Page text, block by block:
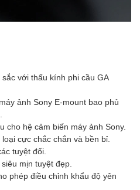
với thấu kính phi cầu GA
ảnh Sony E-mount bao phủ
cho hệ cảm biến máy ảnh Sony.
cực chắc chắn và bền bỉ.
tuyệt đối.
mịn tuyệt đẹp.
phép điều chỉnh khẩu độ yên